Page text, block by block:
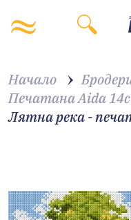
Начало
Печатана Aida
Лятна река -